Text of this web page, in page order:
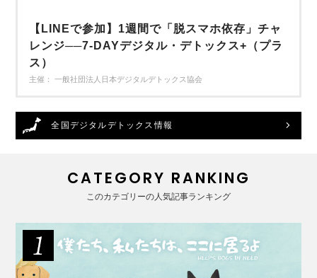
【LINEで参加】1週間で「脱スマホ依存」チャ
レンジ──7-DAYデジタル・デトックス+（プラ
ス）
主催： 一般社団法人日本デジタルデトックス協会
全国デジタルデトックス情報
CATEGORY RANKING
このカテゴリーの人気記事ランキング